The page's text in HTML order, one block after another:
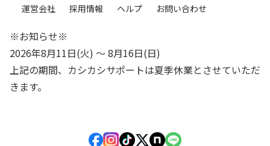
運営会社
採用情報 ヘルプ お問い合わせ
※お知らせ※
2026年8月11日(火) 〜 8月16日(日)
上記の期間、カシカシサポートは夏季休業とさせていただ
きます。